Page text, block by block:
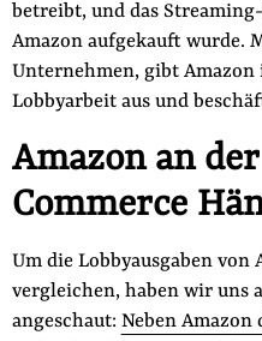
betreibt, und das
Amazon aufgekauft wurde.
Unternehmen, gibt Amazon
Lobbyarbeit aus und
Amazon an
Commerce
Um die Lobbyausgaben
vergleichen, haben wir uns
angeschaut: Neben